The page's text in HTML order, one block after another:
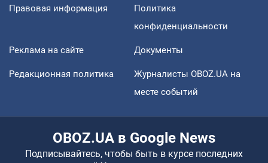
Правовая информация
Политика
конфиденциальности
Реклама на сайте Документы
Редакционная политика
Журналисты OBOZ.UA на
месте событий
OBOZ.UA в Google News
Подписывайтесь, чтобы быть в курсе последних